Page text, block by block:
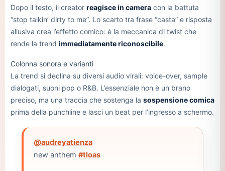
Dopo il testo, il creator reagisce in cameracon la battuta
“stop talkin’ dirty to me”. Lo scarto tra frase “casta” e risposta
allusiva crea l’effetto comico: è la meccanica di twist che
rende la trend immediatamente riconoscibile.
Colonna sonora e varianti
La trend si declina su diversi audio virali: voice-over, sample
dialogati, suoni pop o R&B. L’essenziale non è un brano
preciso, ma una traccia che sostenga la sospensione comica
prima della punchline e lasci un beat per l’ingresso a schermo.
@audreyatienza
new anthem #tloas